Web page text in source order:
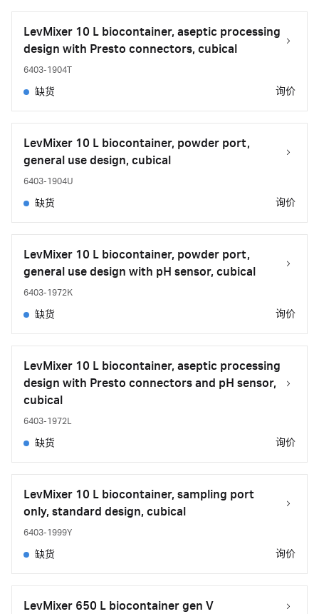
LevMixer 10 L biocontainer, aseptic processing
design with Presto connectors, cubical
6403-1904T
缺货 询价
LevMixer 10 L biocontainer, powder port,
general use design, cubical
6403-1904U
缺货 询价
LevMixer 10 L biocontainer, powder port,
general use design with pH sensor, cubical
6403-1972K
缺货 询价
LevMixer 10 L biocontainer, aseptic processing
design with Presto connectors and pH sensor,
cubical
6403-1972L
缺货 询价
LevMixer 10 L biocontainer, sampling port
only, standard design, cubical
6403-1999Y
缺货 询价
LevMixer 650 L biocontainer gen V